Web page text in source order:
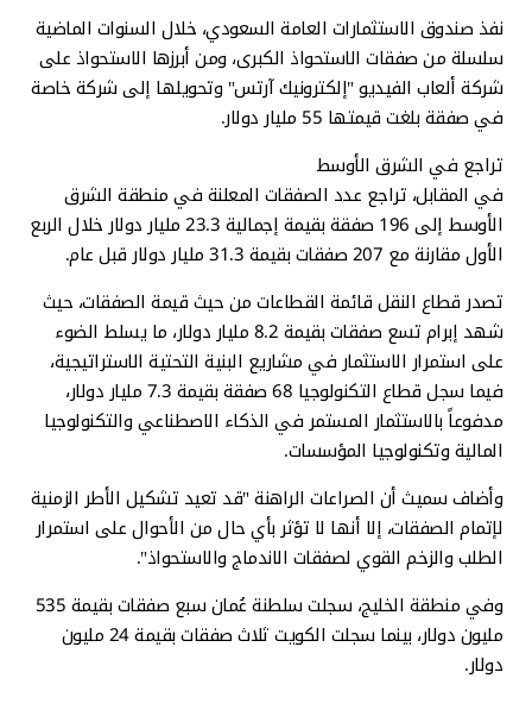
نفذ صندوق الاستثمارات العامة السعودي، خلال السنوات الماضية
سلسلة من صفقات الاستحواذ الكبرى، ومن أبرزها الاستحواذ على
شركة ألعاب الفيديو "إلكترونيك آرتس" وتحويلها إلى شركة خاصة
في صفقة بلغت قيمتها 55 مليار دولار.
تراجع في الشرق الأوسط
في المقابل، تراجع عدد الصفقات المعلنة في منطقة الشرق
الأوسط إلى 196 صفقة بقيمة إجمالية 23.3 مليار دولار خلال الربع
الأول مقارنة مع 207 صفقات بقيمة 31.3 مليار دولار قبل عام.
تصدر قطاع النقل قائمة القطاعات من حيث قيمة الصفقات، حيث
شهد إبرام تسع صفقات بقيمة 8.2 مليار دولار، ما يسلط الضوء
على استمرار الاستثمار في مشاريع البنية التحتية الاستراتيجية،
فيما سجل قطاع التكنولوجيا 68 صفقة بقيمة 7.3 مليار دولار،
مدفوعاً بالاستثمار المستمر في الذكاء الاصطناعي والتكنولوجيا
المالية وتكنولوجيا المؤسسات.
وأضاف سميث أن الصراعات الراهنة "قد تعيد تشكيل الأطر الزمنية
لإتمام الصفقات، إلا أنها لا تؤثر بأي حال من الأحوال على استمرار
الطلب والزخم القوي لصفقات الاندماج والاستحواذ".
وفي منطقة الخليج، سجلت سلطنة عُمان سبع صفقات بقيمة 535
مليون دولار، بينما سجلت الكويت ثلاث صفقات بقيمة 24 مليون
دولار.